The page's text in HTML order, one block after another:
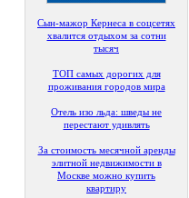
Сын-мажор Кернеса в соцсетях
хвалится отдыхом за сотни
тысяч
ТОП самых дорогих для
проживания городов мира
Отель изо льда: шведы не
перестают удивлять
За стоимость месячной аренды
элитной недвижимости в
Москве можно купить
квартиру